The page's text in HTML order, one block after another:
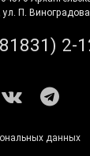
ул. П.
2-
данных